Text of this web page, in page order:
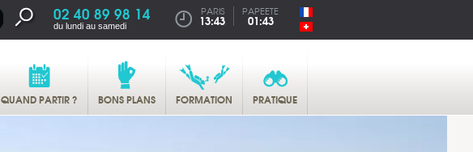
02 40 89 98 14
du lundi au samedi
PARIS
13:43
PAPEETE
01:43
QUAND PARTIR ? BONS PLANS FORMATION PRATIQUE